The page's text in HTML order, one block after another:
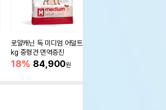
로얄캐닌 독 미디엄 어덜트 10
kg 중형견 면역증진
18% 84,900원